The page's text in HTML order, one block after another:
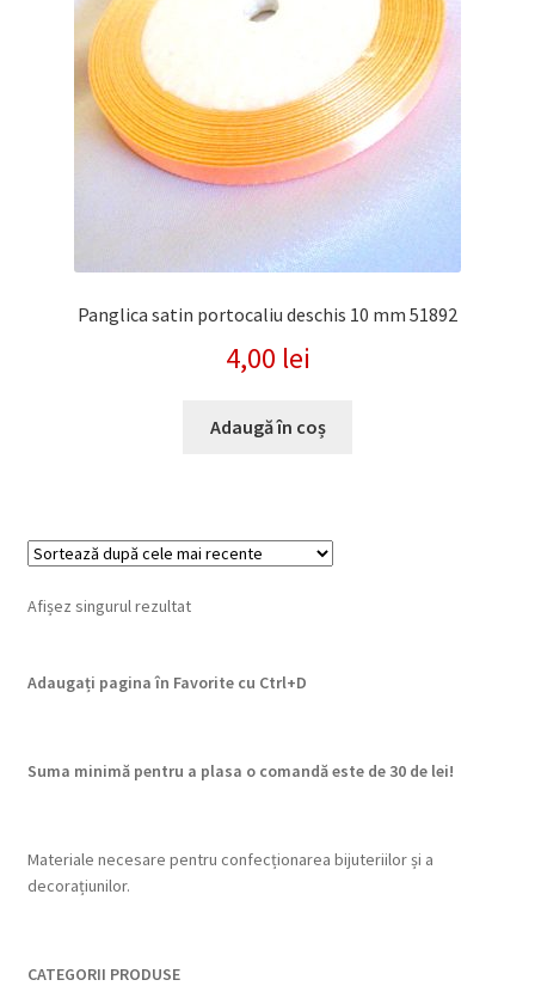
Panglica satin portocaliu deschis 10 mm 51892
4,00 lei
Adaugă în coș
Afișez singurul rezultat
Adaugați pagina în Favorite cu Ctrl+D
Suma minimă pentru a plasa o comandă este de 30 de lei!
Materiale necesare pentru confecționarea bijuteriilor și a
decorațiunilor.
CATEGORII PRODUSE